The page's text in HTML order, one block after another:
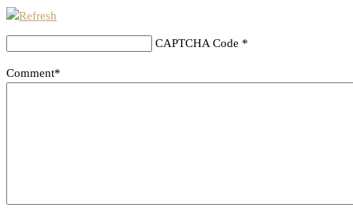
CAPTCHA Code *
Comment*